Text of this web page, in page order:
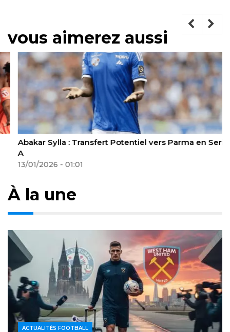
vous aimerez aussi
Abakar Sylla : Transfert Potentiel vers Parma en Serie
13/01/2026 - 01:01
À la une
ACTUALITÉS FOOTBALL